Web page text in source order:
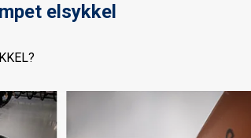
elsykkel